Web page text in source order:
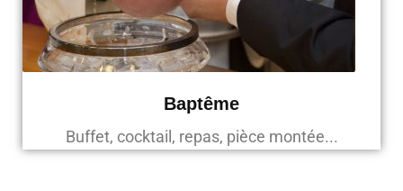
Baptême
Buffet, cocktail, repas, pièce montée...